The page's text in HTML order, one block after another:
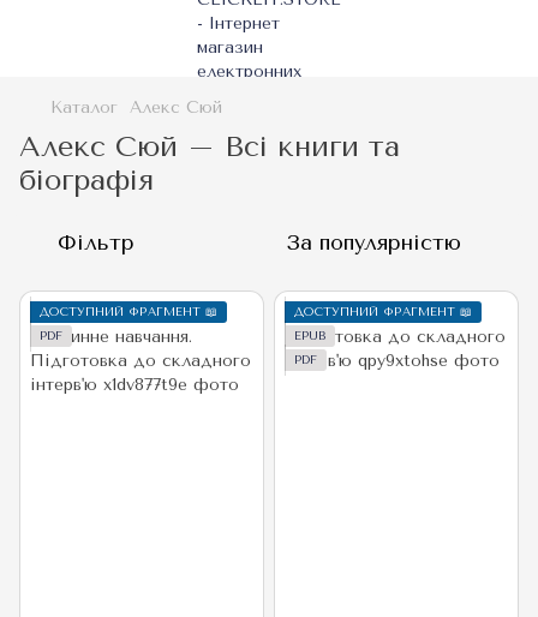
Каталог Алекс Сюй
Алекс Сюй – Всі книги та
біографія
Фільтр За популярністю
ДОСТУПНИЙ ФРАГМЕНТ 📖
PDF
ДОСТУПНИЙ ФРАГМЕНТ 📖
EPUB
PDF